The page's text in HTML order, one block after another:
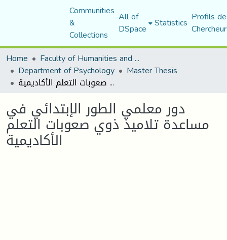
Communities
&
Collections
All of
DSpace Statistics Profils
Home
Faculty of Humanities and Social Sciences
Department of Psychology Master Thesis
دور معلمي الطور الإبتدائي في مساعدة تلاميذ ذوي صعوبات التعلم الأكاديمية
دور معلمي الطور الإبتدائي في
مساعدة تلاميذ ذوي صعوبات التعلم
الأكاديمية